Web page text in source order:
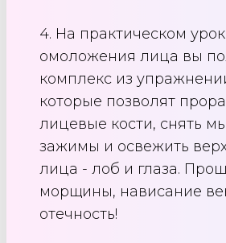
4. На практическом
омоложения лица вы
комплекс из
которые позволят
лицевые кости, снять
зажимы и освежить
лица - лоб и глаза.
морщины, нависание
отечность!